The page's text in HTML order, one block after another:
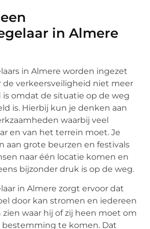
in Almere
in Almere worden ingezet
de verkeersveiligheid niet meer
is omdat de situatie op de weg
is. Hierbij kun je denken aan
waarbij veel
en van het terrein moet. Je
aan grote beurzen en festivals
naar één locatie komen en
bijzonder druk is op de weg.
in Almere zorgt ervoor dat
door kan stromen en iedereen
waar hij of zij heen moet om
bestemming te komen. Dat